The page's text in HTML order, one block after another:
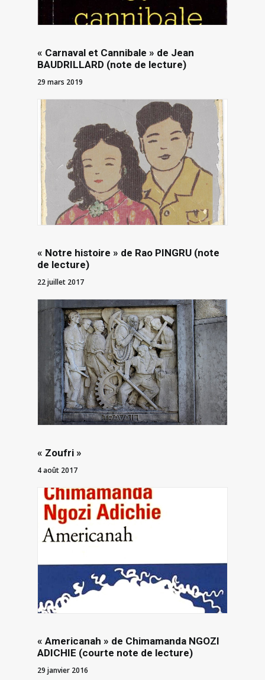
« Carnaval et Cannibale » de Jean
BAUDRILLARD (note de lecture)
29 mars 2019
« Notre histoire » de Rao PINGRU (note
de lecture)
22 juillet 2017
« Zoufri »
4 août 2017
« Americanah » de Chimamanda NGOZI
ADICHIE (courte note de lecture)
29 janvier 2016